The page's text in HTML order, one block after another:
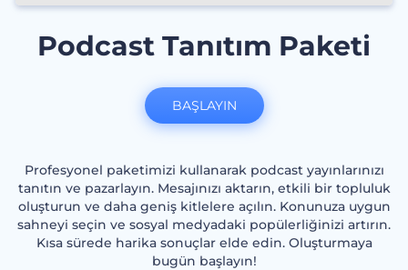
Podcast Tanıtım Paketi
Profesyonel paketimizi kullanarak podcast yayınlarınızı
tanıtın ve pazarlayın. Mesajınızı aktarın, etkili bir topluluk
oluşturun ve daha geniş kitlelere açılın. Konunuza uygun
sahneyi seçin ve sosyal medyadaki popülerliğinizi artırın.
Kısa sürede harika sonuçlar elde edin. Oluşturmaya
bugün başlayın!
BAŞLAYIN